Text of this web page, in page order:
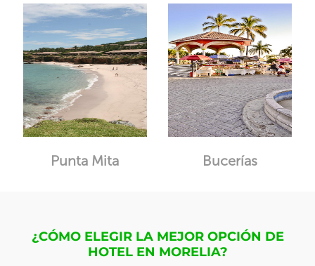
Punta Mita Bucerías
¿CÓMO ELEGIR LA MEJOR OPCIÓN DE
HOTEL EN MORELIA?